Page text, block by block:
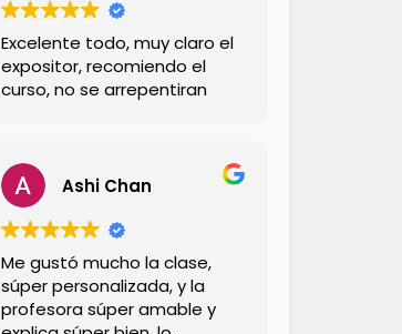
Excelente todo, muy claro el
expositor, recomiendo el
curso, no se arrepentiran
Ashi Chan
Me gustó mucho la clase,
súper personalizada, y la
profesora súper amable y